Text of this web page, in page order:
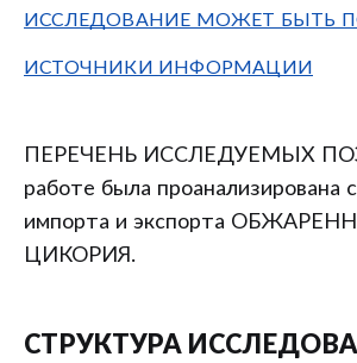
ИССЛЕДОВАНИЕ МОЖЕТ БЫТЬ
ИСТОЧНИКИ ИНФОРМАЦИИ
ПЕРЕЧЕНЬ ИССЛЕДУЕМЫХ
работе была проанализирована
импорта и экспорта
ЦИКОРИЯ.
СТРУКТУРА